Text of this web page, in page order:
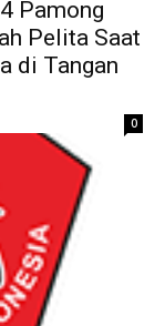
Pamong
Pelita Saat
di Tangan
0